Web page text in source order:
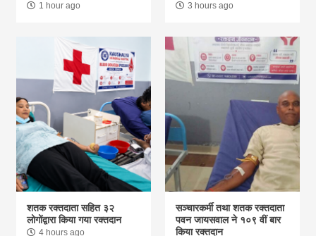
1 hour ago 3 hours ago
शतक रक्तदाता सहित ३२
लोगोंद्वारा किया गया रक्तदान
4 hours ago
सञ्चारकर्मी तथा शतक रक्तदाता
पवन जायसवाल ने १०९ वीं बार
किया रक्तदान